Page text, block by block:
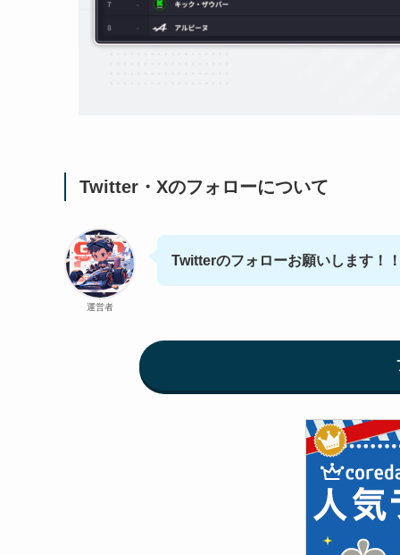
Twitter・Xのフォローについて
運営者
Twitterのフォローお願いします！